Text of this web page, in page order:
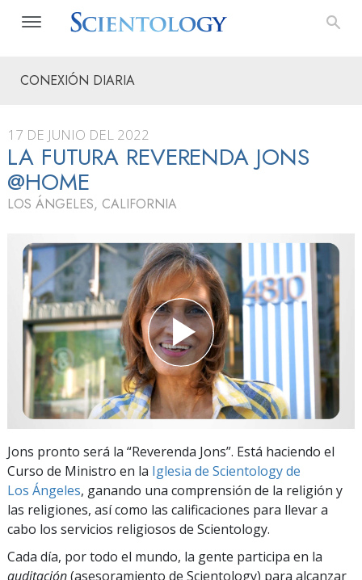
CONEXIÓN DIARIA
17 DE JUNIO DEL 2022
LA FUTURA REVERENDA JONS
@HOME
LOS ÁNGELES, CALIFORNIA
Jons pronto será la “Reverenda Jons”. Está haciendo el
Curso de Ministro en la Iglesia de Scientology de
Los Ángeles, ganando una comprensión de la religión y
las religiones, así como las calificaciones para llevar a
cabo los servicios religiosos de Scientology.
Cada día, por todo el mundo, la gente participa en la
auditación(asesoramiento de Scientology) para alcanzar